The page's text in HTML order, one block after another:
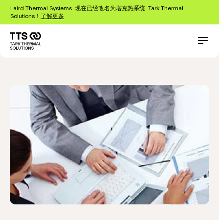
到
Laird Thermal Systems 现在已经改名为塔克热系统 Tark Thermal
Solutions！ 了解更多
about